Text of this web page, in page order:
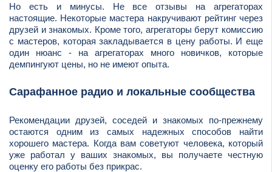
Но есть и минусы. Не все отзывы на агрегаторах
настоящие. Некоторые мастера накручивают рейтинг через
друзей и знакомых. Кроме того, агрегаторы берут комиссию
с мастеров, которая закладывается в цену работы. И еще
один нюанс - на агрегаторах много новичков, которые
демпингуют цены, но не имеют опыта.
Сарафанное радио и локальные сообщества
Рекомендации друзей, соседей и знакомых по-прежнему
остаются одним из самых надежных способов найти
хорошего мастера. Когда вам советуют человека, который
уже работал у ваших знакомых, вы получаете честную
оценку его работы без прикрас.